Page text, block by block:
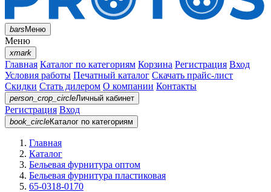
barsМеню
Меню
xmark
Главная Каталог по категориям Корзина Регистрация Вход
Условия работы Печатный каталог Скачать прайс-лист
Скидки Стать дилером О компании Контакты
person_crop_circleЛичный кабинет
Регистрация Вход
book_circleКаталог по категориям
Главная
Каталог
Бельевая фурнитура оптом
Бельевая фурнитура пластиковая
65-0318-0170